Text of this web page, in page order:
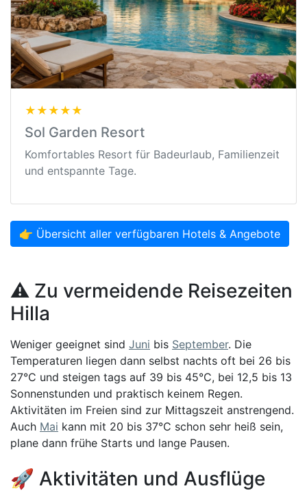
★★★★★
Sol Garden Resort
Komfortables Resort für Badeurlaub, Familienzeit
und entspannte Tage.
👉 Übersicht aller verfügbaren Hotels & Angebote
⚠️ Zu vermeidende Reisezeiten
Hilla
Weniger geeignet sind Juni bis September. Die
Temperaturen liegen dann selbst nachts oft bei 26 bis
27°C und steigen tags auf 39 bis 45°C, bei 12,5 bis 13
Sonnenstunden und praktisch keinem Regen.
Aktivitäten im Freien sind zur Mittagszeit anstrengend.
Auch Mai kann mit 20 bis 37°C schon sehr heiß sein,
plane dann frühe Starts und lange Pausen.
🚀 Aktivitäten und Ausflüge